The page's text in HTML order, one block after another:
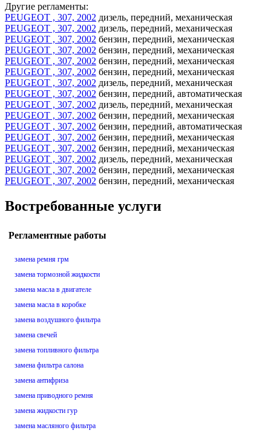
Другие регламенты:
PEUGEOT , 307, 2002 дизель, передний, механическая
PEUGEOT , 307, 2002 дизель, передний, механическая
PEUGEOT , 307, 2002 бензин, передний, механическая
PEUGEOT , 307, 2002 бензин, передний, механическая
PEUGEOT , 307, 2002 бензин, передний, механическая
PEUGEOT , 307, 2002 бензин, передний, механическая
PEUGEOT , 307, 2002 дизель, передний, механическая
PEUGEOT , 307, 2002 бензин, передний, автоматическая
PEUGEOT , 307, 2002 дизель, передний, механическая
PEUGEOT , 307, 2002 бензин, передний, механическая
PEUGEOT , 307, 2002 бензин, передний, автоматическая
PEUGEOT , 307, 2002 бензин, передний, механическая
PEUGEOT , 307, 2002 бензин, передний, механическая
PEUGEOT , 307, 2002 дизель, передний, механическая
PEUGEOT , 307, 2002 бензин, передний, механическая
PEUGEOT , 307, 2002 бензин, передний, механическая
Востребованные услуги
Регламентные работы
замена ремня грм
замена тормозной жидкости
замена масла в двигателе
замена масла в коробке
замена воздушного фильтра
замена свечей
замена топливного фильтра
замена фильтра салона
замена антифриза
замена приводного ремня
замена жидкости гур
замена масляного фильтра